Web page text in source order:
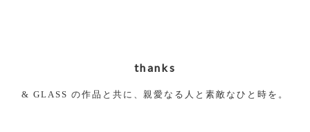
thanks
& GLASS の作品と共に、親愛なる人と素敵なひと時を。